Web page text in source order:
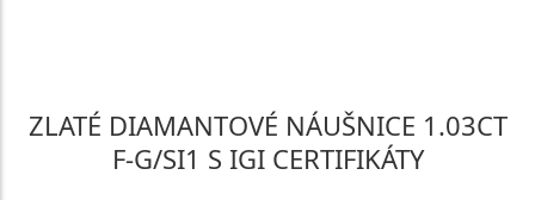
ZLATÉ DIAMANTOVÉ NÁUŠNICE 1.03CT
F-G/SI1 S IGI CERTIFIKÁTY